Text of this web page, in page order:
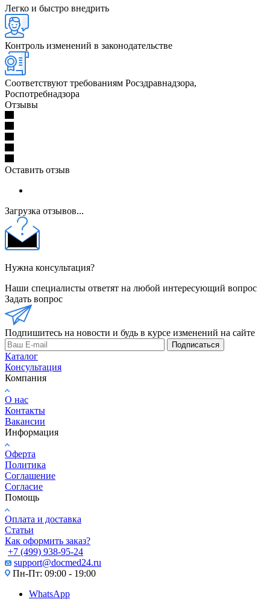
Легко и быстро внедрить
Контроль изменений в законодательстве
Соответствуют требованиям Росздравнадзора,
Роспотребнадзора
Отзывы
Оставить отзыв
Загрузка отзывов...
Нужна консультация?
Наши специалисты ответят на любой интересующий вопрос
Задать вопрос
Подпишитесь на новости и будь в курсе изменений на сайте
Подписаться
Каталог
Консультация
Компания
О нас
Контакты
Вакансии
Информация
Оферта
Политика
Соглашение
Согласие
Помощь
Оплата и доставка
Статьи
Как оформить заказ?
+7 (499) 938-95-24
support@docmed24.ru
Пн-Пт: 09:00 - 19:00
WhatsApp